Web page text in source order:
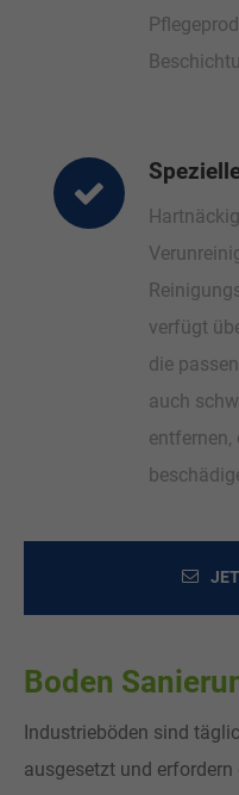
verfügt
die
auch
entfernen,
Boden
Industrieböden sind
ausgesetzt und